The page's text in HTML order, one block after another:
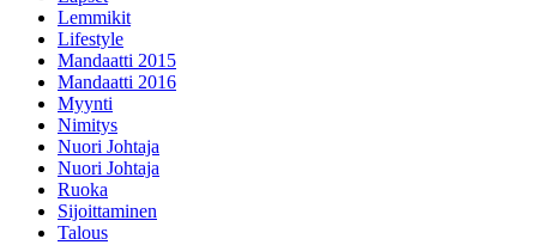
Lemmikit
Lifestyle
Mandaatti 2015
Mandaatti 2016
Myynti
Nimitys
Nuori Johtaja
Nuori Johtaja
Ruoka
Sijoittaminen
Talous